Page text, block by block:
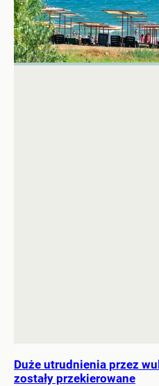
Duże utrudnienia przez
zostały przekierowane